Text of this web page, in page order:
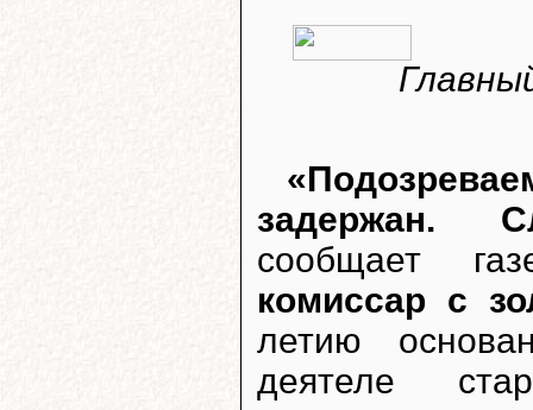
задержан.
сообщает
комиссар с
летию
деятеле